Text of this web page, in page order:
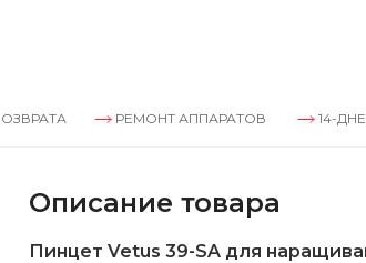
РЕМОНТ АППАРАТОВ 14-ДНЕВНЫЙ
Описание товара
Пинцет Vetus 39-SA для